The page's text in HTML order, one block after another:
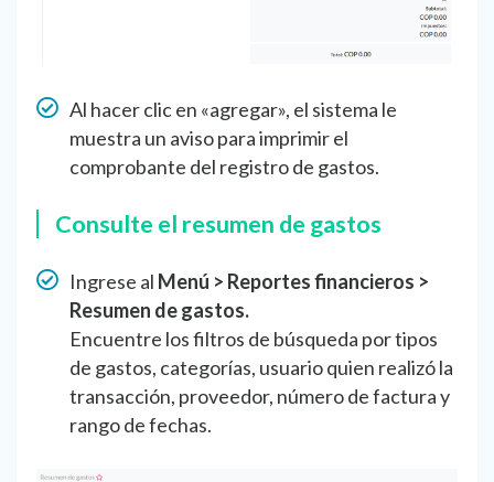
Al hacer clic en «agregar», el sistema le
muestra un aviso para imprimir el
comprobante del registro de gastos.
Consulte el resumen de gastos
Ingrese al Menú > Reportes financieros >
Resumen de gastos.
Encuentre los filtros de búsqueda por tipos
de gastos, categorías, usuario quien realizó la
transacción, proveedor, número de factura y
rango de fechas.